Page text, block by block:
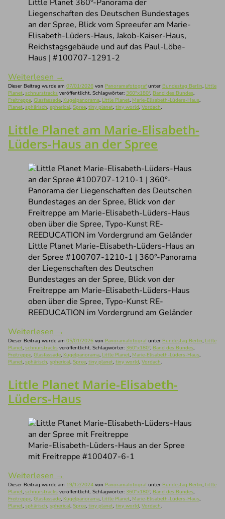
Little Planet 360°-Panorama der
Liegenschaften des Deutschen Bundestages
an der Spree, Blick vom Spreeufer am Marie-
Elisabeth-Lüders-Haus, Jakob-Kaiser-Haus,
Reichstagsgebäude und auf das Paul-Löbe-
Haus | #100707-1291-2
Weiterlesen →
Dieser Beitrag wurde am 07/01/2026 von Panoramafotografunter Bundestag Berlin, Little
Planet, schnurstracks veröffentlicht. Schlagwörter: 360°x180°, Band des Bundes,
Freitreppe, Glasfassade, Kugelpanorama, Little Planet, Marie-Elisabeth-Lüders-Haus,
Planet, sphärisch, spherical, Spree, tiny planet, tiny world, Vordach.
Little Planet am Marie-Elisabeth-
Lüders-Haus an der Spree
Little Planet Marie-Elisabeth-Lüders-Haus an
der Spree #100707-1210-1 | 360°-Panorama
der Liegenschaften des Deutschen
Bundestages an der Spree, Blick von der
Freitreppe am Marie-Elisabeth-Lüders-Haus
oben über die Spree, Typo-Kunst RE-
REEDUCATION im Vordergrund am Geländer
Weiterlesen →
Dieser Beitrag wurde am 05/01/2026 von Panoramafotografunter Bundestag Berlin, Little
Planet, schnurstracks veröffentlicht. Schlagwörter: 360°x180°, Band des Bundes,
Freitreppe, Glasfassade, Kugelpanorama, Little Planet, Marie-Elisabeth-Lüders-Haus,
Planet, sphärisch, spherical, Spree, tiny planet, tiny world, Vordach.
Little Planet Marie-Elisabeth-
Lüders-Haus
Marie-Elisabeth-Lüders-Haus an der Spree
mit Freitreppe #100407-6-1
Weiterlesen →
Dieser Beitrag wurde am 19/12/2024 von Panoramafotografunter Bundestag Berlin, Little
Planet, schnurstracks veröffentlicht. Schlagwörter: 360°x180°, Band des Bundes,
Freitreppe, Glasfassade, Kugelpanorama, Little Planet, Marie-Elisabeth-Lüders-Haus,
Planet, sphärisch, spherical, Spree, tiny planet, tiny world, Vordach.